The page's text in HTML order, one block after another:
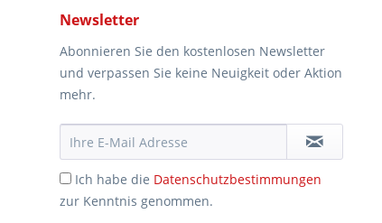
Newsletter
Abonnieren Sie den kostenlosen Newsletter
und verpassen Sie keine Neuigkeit oder Aktion
mehr.
Ich habe die Datenschutzbestimmungen
zur Kenntnis genommen.